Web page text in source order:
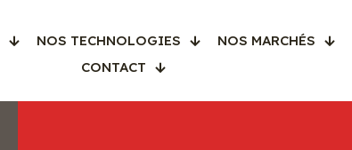
NOS TECHNOLOGIES NOS MARCHÉS
CONTACT